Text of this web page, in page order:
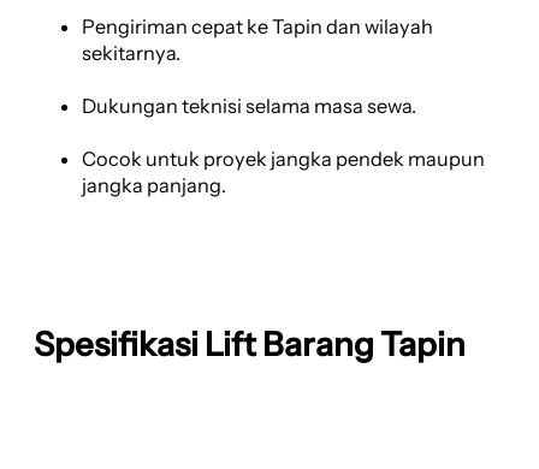
Pengiriman cepat ke Tapin dan wilayah
sekitarnya.
Dukungan teknisi selama masa sewa.
Cocok untuk proyek jangka pendek maupun
jangka panjang.
Spesifikasi Lift Barang Tapin